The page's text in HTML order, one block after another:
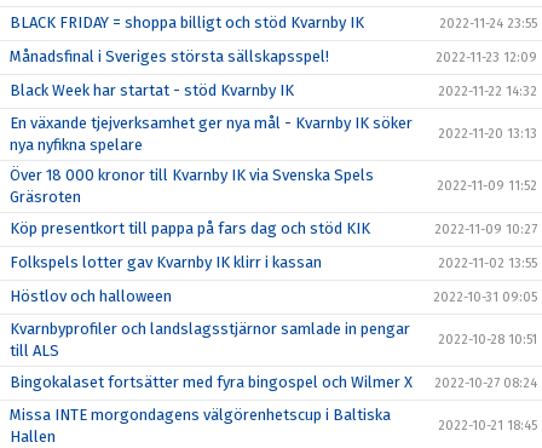
BLACK FRIDAY = shoppa billigt och stöd Kvarnby IK 2022-11-24 23:55
Månadsfinal i Sveriges största sällskapsspel! 2022-11-23 12:09
Black Week har startat - stöd Kvarnby IK 2022-11-22 14:32
En växande tjejverksamhet ger nya mål - Kvarnby IK söker
nya nyfikna spelare
2022-11-20 13:13
Över 18 000 kronor till Kvarnby IK via Svenska Spels
Gräsroten
2022-11-09 11:52
Köp presentkort till pappa på fars dag och stöd KIK 2022-11-09 10:27
Folkspels lotter gav Kvarnby IK klirr i kassan 2022-11-02 13:55
Höstlov och halloween 2022-10-31 09:05
Kvarnbyprofiler och landslagsstjärnor samlade in pengar
till ALS
2022-10-28 10:51
Bingokalaset fortsätter med fyra bingospel och Wilmer X 2022-10-27 08:24
Missa INTE morgondagens välgörenhetscup i Baltiska
Hallen
2022-10-21 18:45